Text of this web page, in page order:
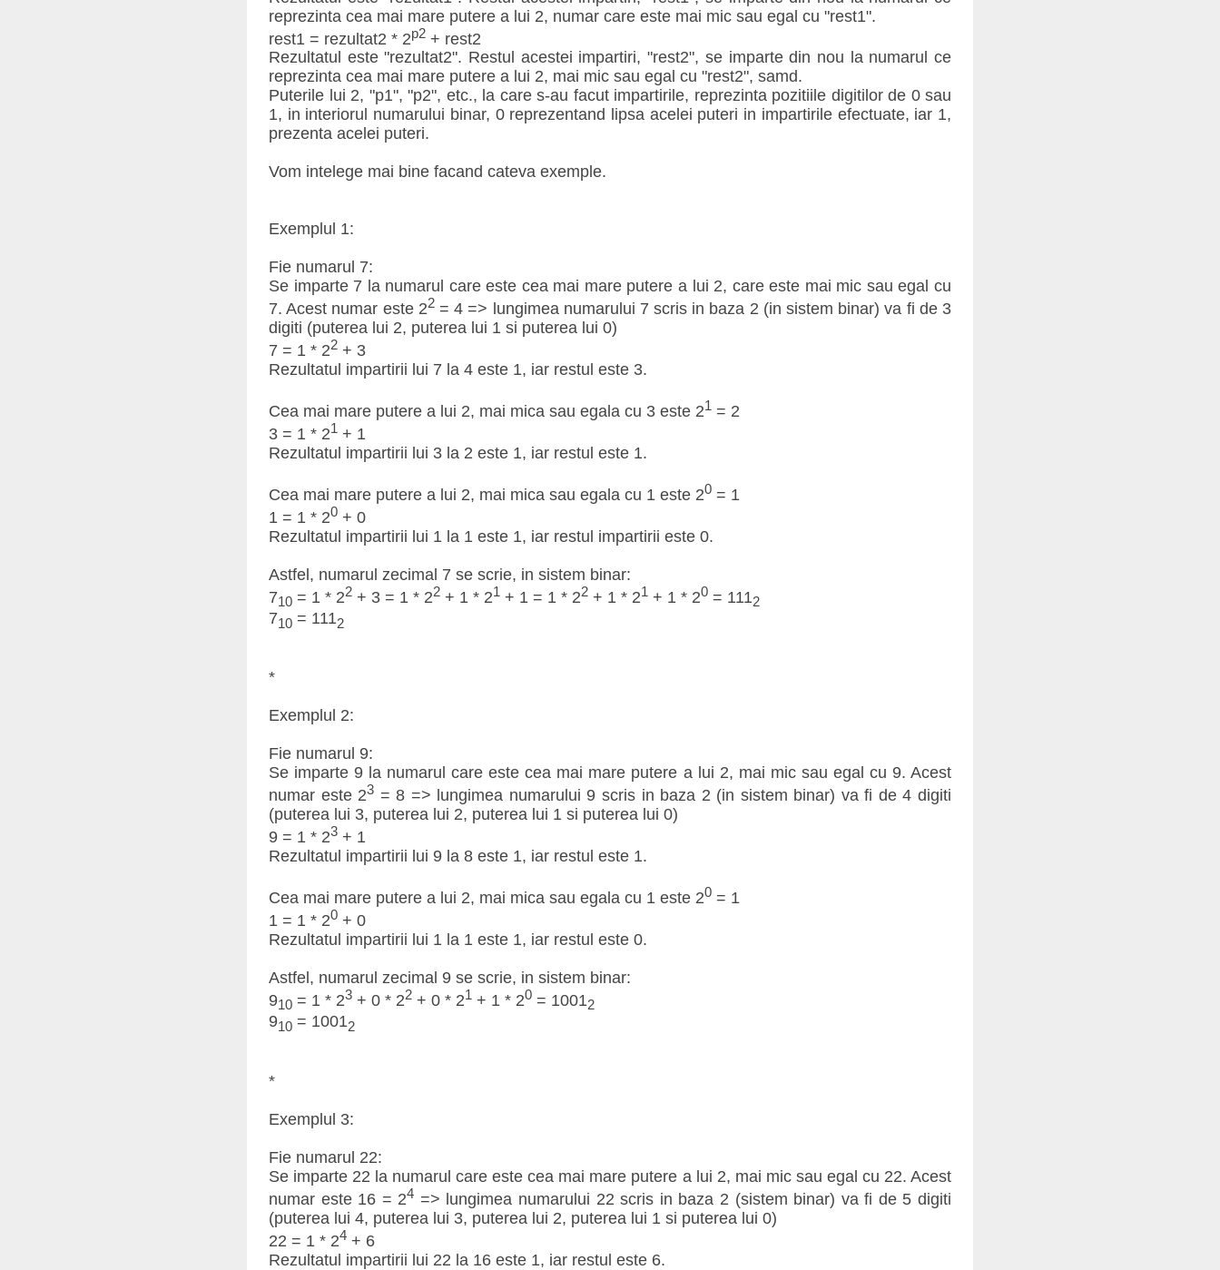
reprezinta cea mai mare putere a lui 2, numar care este mai mic sau egal cu "rest1".
rest1 = rezultat2 * 2p2 + rest2
Rezultatul este "rezultat2". Restul acestei impartiri, "rest2", se imparte din nou la numarul ce
reprezinta cea mai mare putere a lui 2, mai mic sau egal cu "rest2", samd.
Puterile lui 2, "p1", "p2", etc., la care s-au facut impartirile, reprezinta pozitiile digitilor de 0 sau
1, in interiorul numarului binar, 0 reprezentand lipsa acelei puteri in impartirile efectuate, iar 1,
prezenta acelei puteri.
Vom intelege mai bine facand cateva exemple.
Exemplul 1:
Fie numarul 7:
Se imparte 7 la numarul care este cea mai mare putere a lui 2, care este mai mic sau egal cu
7. Acest numar este 22= 4 => lungimea numarului 7 scris in baza 2 (in sistem binar) va fi de 3
digiti (puterea lui 2, puterea lui 1 si puterea lui 0)
7 = 1 * 22 + 3
Rezultatul impartirii lui 7 la 4 este 1, iar restul este 3.
Cea mai mare putere a lui 2, mai mica sau egala cu 3 este 21 = 2
3 = 1 * 21 + 1
Rezultatul impartirii lui 3 la 2 este 1, iar restul este 1.
Cea mai mare putere a lui 2, mai mica sau egala cu 1 este 20 = 1
1 = 1 * 20 + 0
Rezultatul impartirii lui 1 la 1 este 1, iar restul impartirii este 0.
Astfel, numarul zecimal 7 se scrie, in sistem binar:
710 = 1 * 22 + 3 = 1 * 22 + 1 * 21 + 1 = 1 * 22 + 1 * 21 + 1 * 20 = 1112
710 = 1112
*
Exemplul 2:
Fie numarul 9:
Se imparte 9 la numarul care este cea mai mare putere a lui 2, mai mic sau egal cu 9. Acest
numar este 23 = 8 => lungimea numarului 9 scris in baza 2 (in sistem binar) va fi de 4 digiti
(puterea lui 3, puterea lui 2, puterea lui 1 si puterea lui 0)
9 = 1 * 23 + 1
Rezultatul impartirii lui 9 la 8 este 1, iar restul este 1.
Cea mai mare putere a lui 2, mai mica sau egala cu 1 este 20 = 1
1 = 1 * 20 + 0
Rezultatul impartirii lui 1 la 1 este 1, iar restul este 0.
Astfel, numarul zecimal 9 se scrie, in sistem binar:
910 = 1 * 23 + 0 * 22 + 0 * 21 + 1 * 20 = 10012
910 = 10012
*
Exemplul 3:
Fie numarul 22:
Se imparte 22 la numarul care este cea mai mare putere a lui 2, mai mic sau egal cu 22. Acest
numar este 16 = 24 => lungimea numarului 22 scris in baza 2 (sistem binar) va fi de 5 digiti
(puterea lui 4, puterea lui 3, puterea lui 2, puterea lui 1 si puterea lui 0)
22 = 1 * 24 + 6
Rezultatul impartirii lui 22 la 16 este 1, iar restul este 6.